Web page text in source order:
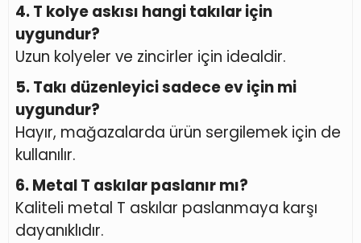
4. T kolye askısı hangi takılar için
uygundur?
Uzun kolyeler ve zincirler için idealdir.
5. Takı düzenleyici sadece ev için mi
uygundur?
Hayır, mağazalarda ürün sergilemek için de
kullanılır.
6. Metal T askılar paslanır mı?
Kaliteli metal T askılar paslanmaya karşı
dayanıklıdır.